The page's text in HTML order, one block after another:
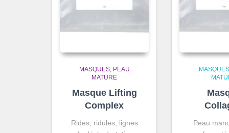
MASQUES PEAU
MATURE
Masque Lifting
Complex
Rides, ridules, lignes
MASQUES
Peau